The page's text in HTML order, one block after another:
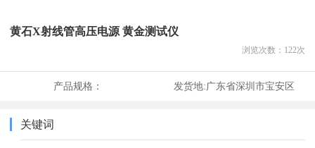
黄石X射线管高压电源 黄金测试仪
浏览次数： 122次
产品规格： 发货地:广东省深圳市宝安区
关键词